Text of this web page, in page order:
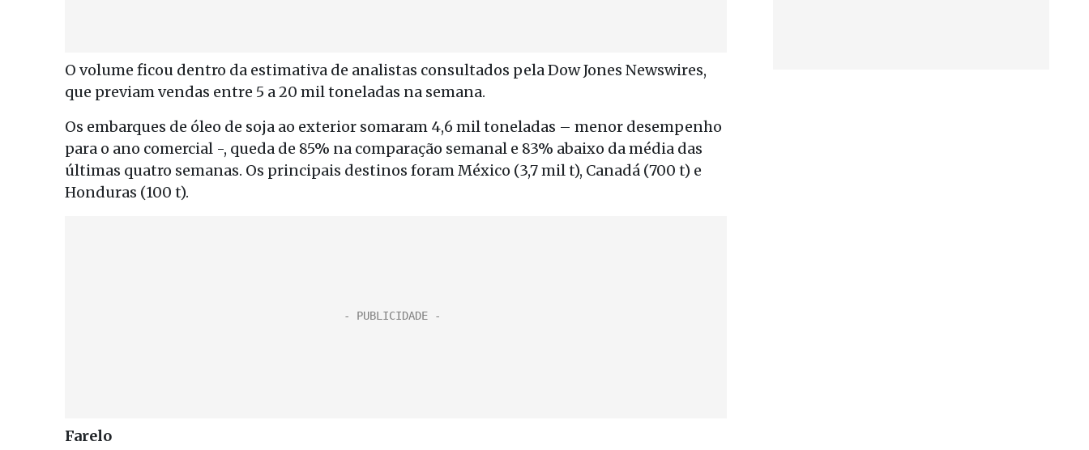
O volume ficou dentro da estimativa de analistas consultados pela Dow Jones Newswires,
que previam vendas entre 5 a 20 mil toneladas na semana.
Os embarques de óleo de soja ao exterior somaram 4,6 mil toneladas – menor desempenho
para o ano comercial -, queda de 85% na comparação semanal e 83% abaixo da média das
últimas quatro semanas. Os principais destinos foram México (3,7 mil t), Canadá (700 t) e
Honduras (100 t).
Farelo